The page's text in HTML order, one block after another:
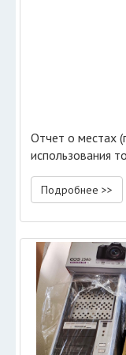
Отчет о местах
использования
Подробнее >>